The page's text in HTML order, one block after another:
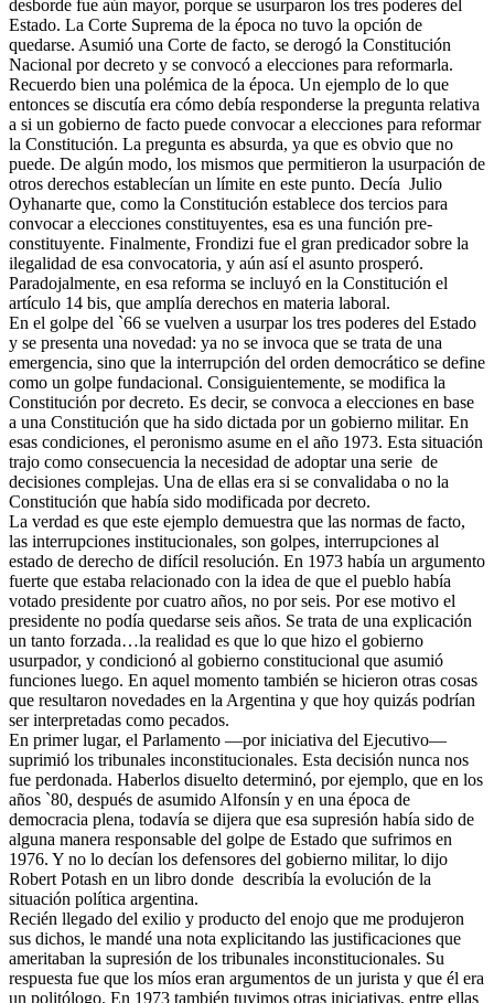
desborde fue aún mayor, porque se usurparon los tres poderes del
Estado. La Corte Suprema de la época no tuvo la opción de
quedarse. Asumió una Corte de facto, se derogó la Constitución
Nacional por decreto y se convocó a elecciones para reformarla.
Recuerdo bien una polémica de la época. Un ejemplo de lo que
entonces se discutía era cómo debía responderse la pregunta relativa
a si un gobierno de facto puede convocar a elecciones para reformar
la Constitución. La pregunta es absurda, ya que es obvio que no
puede. De algún modo, los mismos que permitieron la usurpación de
otros derechos establecían un límite en este punto. Decía Julio
Oyhanarte que, como la Constitución establece dos tercios para
convocar a elecciones constituyentes, esa es una función pre-
constituyente. Finalmente, Frondizi fue el gran predicador sobre la
ilegalidad de esa convocatoria, y aún así el asunto prosperó.
Paradojalmente, en esa reforma se incluyó en la Constitución el
artículo 14 bis, que amplía derechos en materia laboral.
En el golpe del `66 se vuelven a usurpar los tres poderes del Estado
y se presenta una novedad: ya no se invoca que se trata de una
emergencia, sino que la interrupción del orden democrático se define
como un golpe fundacional. Consiguientemente, se modifica la
Constitución por decreto. Es decir, se convoca a elecciones en base
a una Constitución que ha sido dictada por un gobierno militar. En
esas condiciones, el peronismo asume en el año 1973. Esta situación
trajo como consecuencia la necesidad de adoptar una serie de
decisiones complejas. Una de ellas era si se convalidaba o no la
Constitución que había sido modificada por decreto.
La verdad es que este ejemplo demuestra que las normas de facto,
las interrupciones institucionales, son golpes, interrupciones al
estado de derecho de difícil resolución. En 1973 había un argumento
fuerte que estaba relacionado con la idea de que el pueblo había
votado presidente por cuatro años, no por seis. Por ese motivo el
presidente no podía quedarse seis años. Se trata de una explicación
un tanto forzada…la realidad es que lo que hizo el gobierno
usurpador, y condicionó al gobierno constitucional que asumió
funciones luego. En aquel momento también se hicieron otras cosas
que resultaron novedades en la Argentina y que hoy quizás podrían
ser interpretadas como pecados.
En primer lugar, el Parlamento —por iniciativa del Ejecutivo—
suprimió los tribunales inconstitucionales. Esta decisión nunca nos
fue perdonada. Haberlos disuelto determinó, por ejemplo, que en los
años `80, después de asumido Alfonsín y en una época de
democracia plena, todavía se dijera que esa supresión había sido de
alguna manera responsable del golpe de Estado que sufrimos en
1976. Y no lo decían los defensores del gobierno militar, lo dijo
Robert Potash en un libro donde describía la evolución de la
situación política argentina.
Recién llegado del exilio y producto del enojo que me produjeron
sus dichos, le mandé una nota explicitando las justificaciones que
ameritaban la supresión de los tribunales inconstitucionales. Su
respuesta fue que los míos eran argumentos de un jurista y que él era
un politólogo. En 1973 también tuvimos otras iniciativas, entre ellas